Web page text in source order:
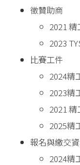
徵贊助商
2021
2023
比賽工件
2024精
2023精
2021
2025精
報名與繳交
2024精